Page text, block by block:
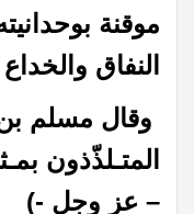
موقنة
النفاق
وقال مسلم بن
المتـلذّذون
– عز وجل -)